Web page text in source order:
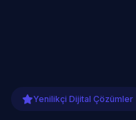
Yenilikçi Dijital Çözümler